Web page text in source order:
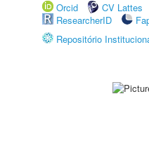
Orcid
CV Lattes
ResearcherID
Repositório